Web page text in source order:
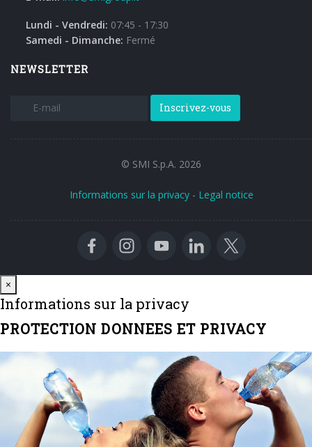
Lundi - Vendredi: 07:45 - 17:30
Samedi - Dimanche: Fermé
NEWSLETTER
Inscrivez-vous
© SMI S.p.A. 2026
Informations sur la privacy- Legal notice
×
Informations sur la privacy
PROTECTION DONNEES ET PRIVACY